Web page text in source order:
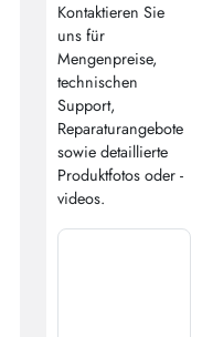
Kontaktieren Sie
uns für
Mengenpreise,
technischen
Support,
Reparaturangebote
sowie detaillierte
Produktfotos oder -
videos.